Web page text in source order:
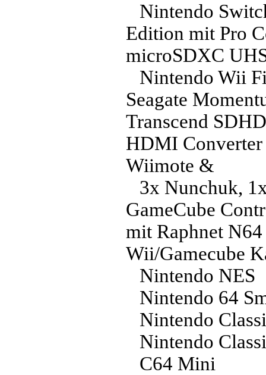
Nintendo
Edition mit Pro
microSDXC
Nintendo Wii
Seagate
Transcend
HDMI
Wiimote &
3x Nunchuk,
GameCube
mit Raphnet
Wii/Gamecube
Nintendo NES
Nintendo 64
Nintendo
Nintendo
C64 Mini